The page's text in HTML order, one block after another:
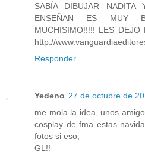
SABÍA DIBUJAR
ENSEÑAN ES MUY
MUCHISIMO!!!!! LES
http://
Responder
Yedeno 27 de octubre de
me mola la idea, unos
cosplay de fma estas
fotos si eso,
GL!!